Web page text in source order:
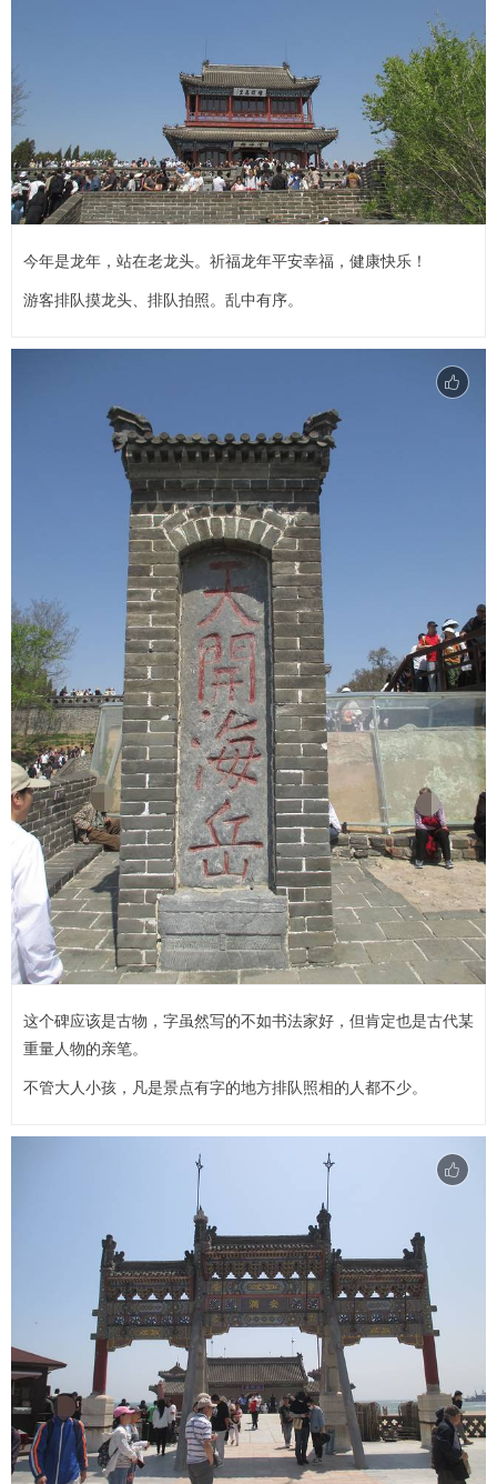
今年是龙年，站在老龙头。祈福龙年平安幸福，健康快乐！
游客排队摸龙头、排队拍照。乱中有序。
这个碑应该是古物，字虽然写的不如书法家好，但肯定也是古代某
重量人物的亲笔。
不管大人小孩，凡是景点有字的地方排队照相的人都不少。